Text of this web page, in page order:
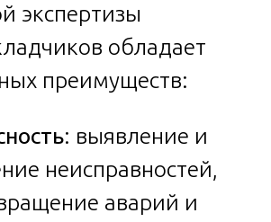
экспертизы
обладает
преимуществ:
: выявление и
неисправностей,
аварий и